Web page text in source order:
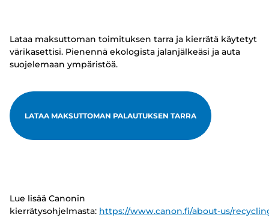
Lataa maksuttoman toimituksen tarra ja kierrätä käytetyt
värikasettisi. Pienennä ekologista jalanjälkeäsi ja auta
suojelemaan ympäristöä.
LATAA MAKSUTTOMAN PALAUTUKSEN TARRA
Lue lisää Canonin
kierrätysohjelmasta: https://www.canon.fi/about-us/